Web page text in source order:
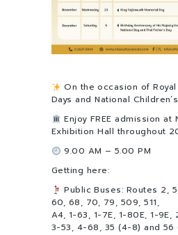
On the occasion of
Days and National
Enjoy FREE admission at
Exhibition Hall throughout
9.00 AM – 5.00 PM
Getting here:
Public Buses: Routes 2,
60, 68, 70, 79, 509, 511,
A4, 1-63, 1-7E, 1-80E, 1-9E,
3-53, 4-68, 35 (4-8) and 56